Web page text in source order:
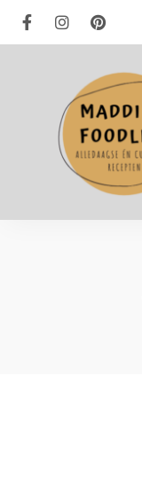
Alledaagse